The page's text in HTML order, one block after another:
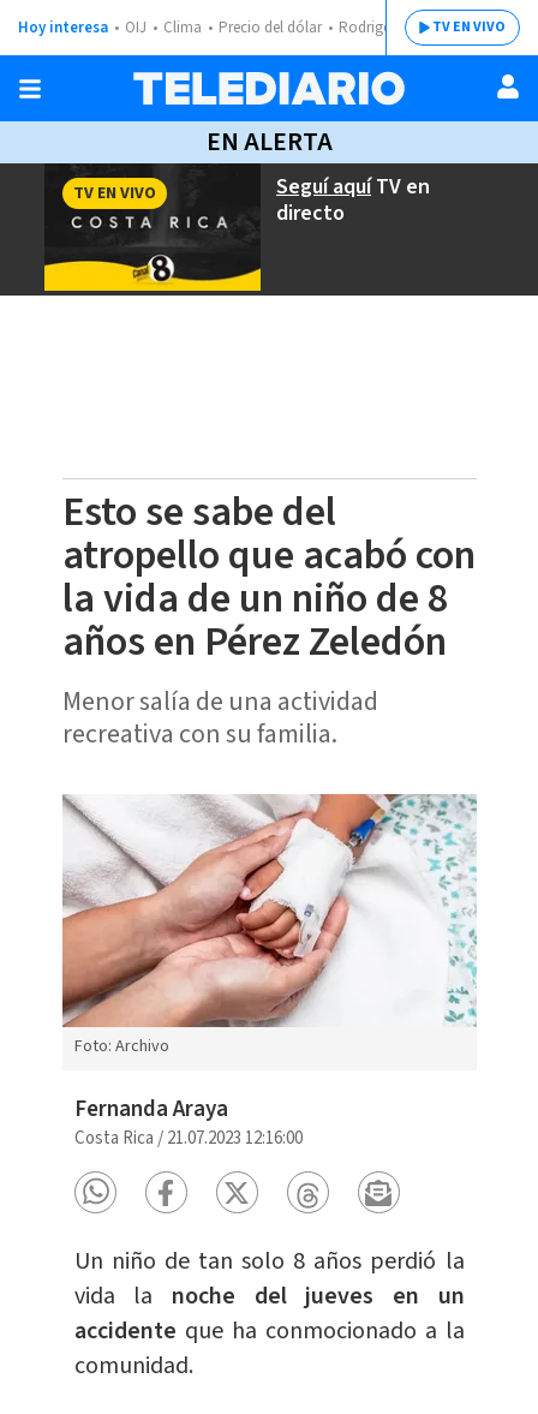
Hoy interesa OIJ Clima Precio del dólar Rodrigo ChavesTV EN VIVO
EN ALERTA
Seguí aquíTV en
directo
TV EN VIVO
Esto se sabe del
atropello que acabó con
la vida de un niño de 8
años en Pérez Zeledón
Menor salía de una actividad
recreativa con su familia.
Foto: Archivo
Fernanda Araya
Costa Rica /21.07.2023 12:16:00
Un niño de tan solo 8 años perdió la
vida la noche del jueves en un
accidente que ha conmocionado a la
comunidad.